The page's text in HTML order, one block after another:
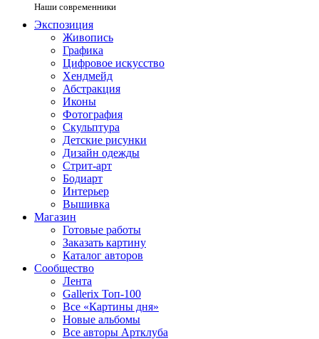
Наши современники
Экспозиция
Живопись
Графика
Цифровое искусство
Хендмейд
Абстракция
Иконы
Фотография
Скульптура
Детские рисунки
Дизайн одежды
Стрит-арт
Бодиарт
Интерьер
Вышивка
Магазин
Готовые работы
Заказать картину
Каталог авторов
Сообщество
Лента
Gallerix Топ-100
Все «Картины дня»
Новые альбомы
Все авторы Артклуба